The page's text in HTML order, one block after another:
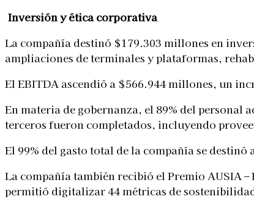
Inversión y ética corporativa
La compañía destinó $179.303 millones en
ampliaciones de terminales y plataformas,
El EBITDA ascendió a $566.944 millones, un
En materia de gobernanza, el 89% del
terceros fueron completados, incluyendo
El 99% del gasto total de la compañía se
La compañía también recibió el Premio AUSIA
permitió digitalizar 44 métricas de